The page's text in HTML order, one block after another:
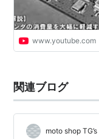
www.youtube.com
関連ブログ
moto shop